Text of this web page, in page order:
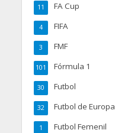
FA Cup
11
FIFA
4
FMF
3
Fórmula 1
101
Futbol
30
Futbol de Europa
32
Futbol Femenil
1